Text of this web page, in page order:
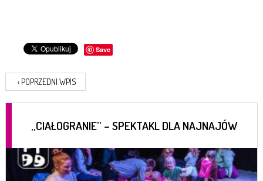
Save
‹ POPRZEDNI WPIS
„CIAŁOGRANIE” – SPEKTAKL DLA NAJNAJÓW